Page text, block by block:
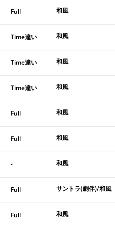
Full 和風
Time違い 和風
Time違い 和風
Time違い 和風
Full 和風
Full 和風
- 和風
Full サントラ(劇伴)/和風
Full 和風